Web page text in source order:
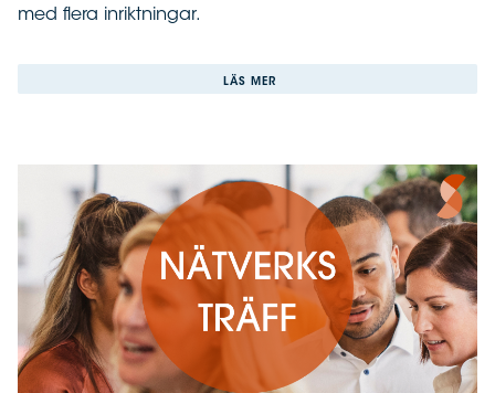
med flera inriktningar.
LÄS MER